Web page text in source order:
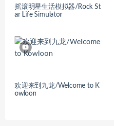
摇滚明星生活模拟器/Rock St
ar Life Simulator
欢迎来到九龙/Welcome to K
owloon